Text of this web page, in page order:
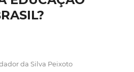
da Silva Peixoto